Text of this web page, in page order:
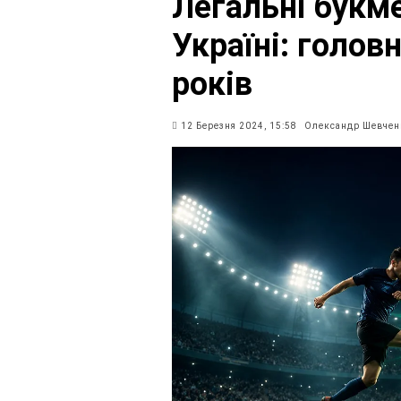
Україні:
років
12 Березня 2024, 15:58 Олександр